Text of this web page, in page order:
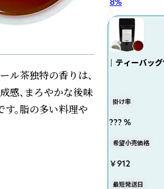
ル茶独特の香りは、
感、まろやかな後味
。脂の多い料理や
｜ ティーバッ
掛け率
??? %
希望小売価格
￥912
最短発送日